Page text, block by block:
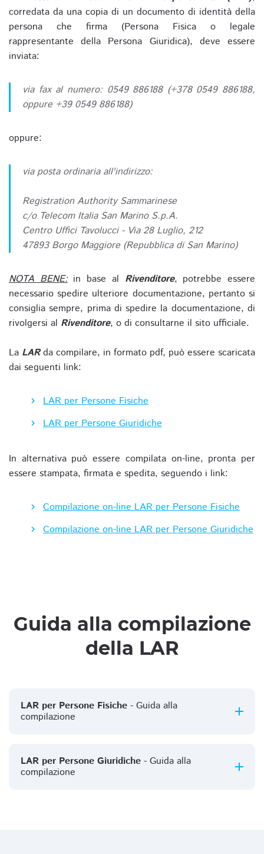
corredata da una copia di un documento di identità della
persona che firma (Persona Fisica o legale
rappresentante della Persona Giuridica), deve essere
inviata:
via fax al numero: 0549 886188 (+378 0549 886188,
oppure +39 0549 886188)
oppure:
via posta ordinaria all'indirizzo:
Registration Authority Sammarinese
c/o Telecom Italia San Marino S.p.A.
Centro Uffici Tavolucci - Via 28 Luglio, 212
47893 Borgo Maggiore (Repubblica di San Marino)
NOTA BENE:in base al Rivenditore, potrebbe essere
necessario spedire ulteriore documentazione, pertanto si
consiglia sempre, prima di spedire la documentazione, di
rivolgersi al Rivenditore, o di consultarne il sito ufficiale.
La LARda compilare, in formato pdf, può essere scaricata
dai seguenti link:
LAR per Persone Fisiche
LAR per Persone Giuridiche
In alternativa può essere compilata on-line, pronta per
essere stampata, firmata e spedita, seguendo i link:
Compilazione on-line LAR per Persone Fisiche
Compilazione on-line LAR per Persone Giuridiche
Guida alla compilazione
della LAR
LAR per Persone Fisiche - Guida alla
compilazione
LAR per Persone Giuridiche - Guida alla
compilazione